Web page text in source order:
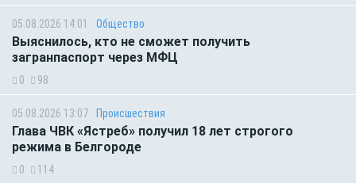
05.08.2026 14:01 Общество
Выяснилось, кто не сможет получить
загранпаспорт через МФЦ
0 98
05.08.2026 13:07 Происшествия
Глава ЧВК «Ястреб» получил 18 лет строгого
режима в Белгороде
0 114